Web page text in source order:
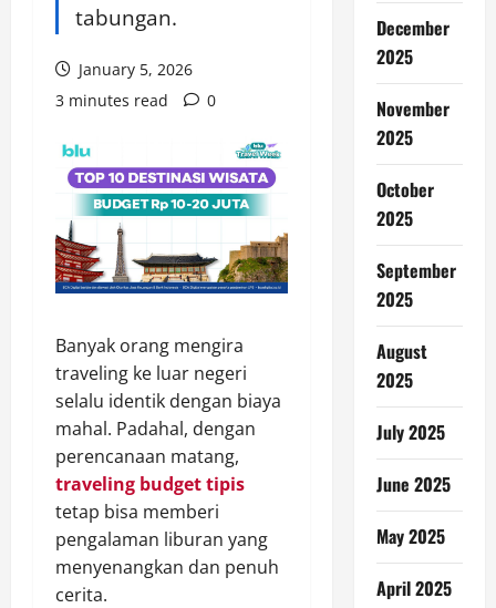
tabungan.
January 5, 2026
3 minutes read
0
Banyak orang mengira
traveling ke luar negeri
selalu identik dengan biaya
mahal. Padahal, dengan
perencanaan matang,
traveling budget tipis
tetap bisa memberi
pengalaman liburan yang
menyenangkan dan penuh
cerita.
December
2025
November
2025
October
2025
September
2025
August
2025
July 2025
June 2025
May 2025
April 2025